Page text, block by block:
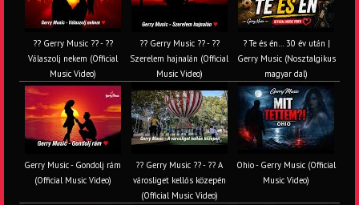
?? Gerry Music ?? - ??
Válaszolj nekem (Official
Music Video)
?? Gerry Music ?? - ??
Szerelem hajnalán (Official
Music Video)
? Te és én… 30 év után |
Gerry Music (Nosztalgikus
magyar dal)
Gerry Music - Gondolj rám
(Official Music Video)
?? Gerry Music ?? - ?? A
városliget kellős közepén
(Official Music Video)
Ohio - Gerry Music (Official
Music Video)